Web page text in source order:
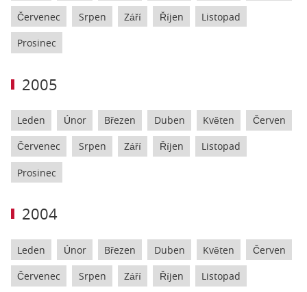
Červenec Srpen Září Říjen Listopad
Prosinec
2005
Leden Únor Březen Duben Květen Červen
Červenec Srpen Září Říjen Listopad
Prosinec
2004
Leden Únor Březen Duben Květen Červen
Červenec Srpen Září Říjen Listopad